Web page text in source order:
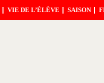
VIE DE L’ÉLÈVE SAISON